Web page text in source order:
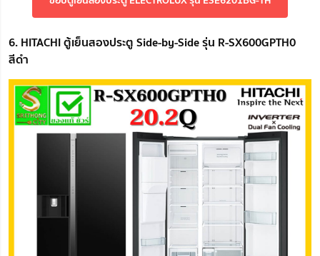
6. HITACHI ตู้เย็นสองประตู Side-by-Side รุ่น R-SX600GPTH0
สีดำ